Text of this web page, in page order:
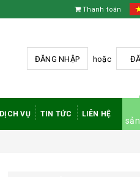
Thanh toán
ĐĂNG NHẬP hoặc
DỊCH VỤ TIN TỨC LIÊN HỆ